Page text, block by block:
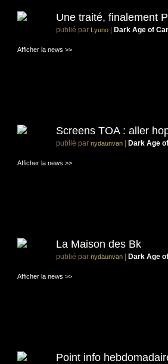
Une traité, finalement
publié par Lyuno Dark Age of
Afficher la news >>
Screens TOA : aller
publié par nydaunvan Dark Age
Afficher la news >>
La Maison des Bk
publié par nydaunvan Dark Age
Afficher la news >>
Point info